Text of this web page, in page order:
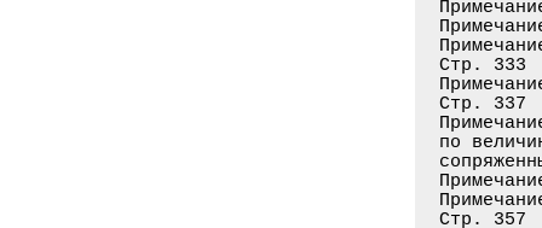
Стр. 333
Стр. 337
по
Стр. 357